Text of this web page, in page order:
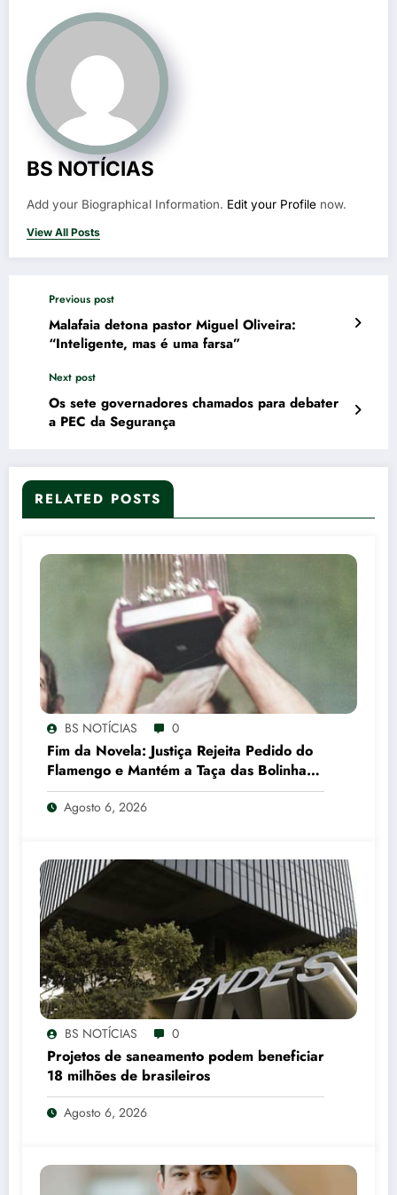
BS NOTÍCIAS
Add your Biographical Information. Edit your Profile now.
View All Posts
Previous post
Malafaia detona pastor Miguel Oliveira:
“Inteligente, mas é uma farsa”
Next post
Os sete governadores chamados para debater
a PEC da Segurança
RELATED POSTS
BS NOTÍCIAS 0
Fim da Novela: Justiça Rejeita Pedido do
Flamengo e Mantém a Taça das Bolinhas
com o São Paulo
Agosto 6, 2026
BS NOTÍCIAS 0
Projetos de saneamento podem beneficiar
18 milhões de brasileiros
Agosto 6, 2026